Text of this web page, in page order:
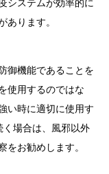
システムが効率的に
あります。
御機能であることを
使用するのではな
い時に適切に使用す
場合は、風邪以外
をお勧めします。